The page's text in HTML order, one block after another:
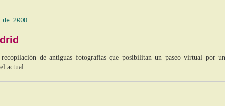
2008
de antiguas fotografías que posibilitan un paseo virtual por un
actual.